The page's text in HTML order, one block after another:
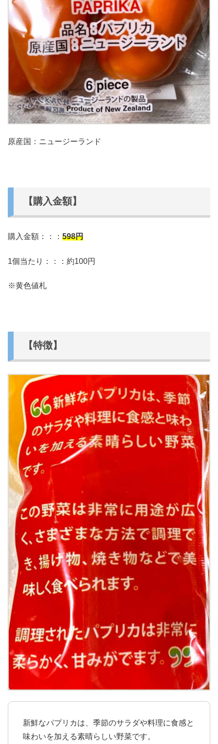
原産国：ニュージーランド
【購入金額】
購入金額：：： 598円
1個当たり：：：約100円
※黄色値札
【特徴】
新鮮なパプリカは、季節のサラダや料理に食感と
味わいを加える素晴らしい野菜です。